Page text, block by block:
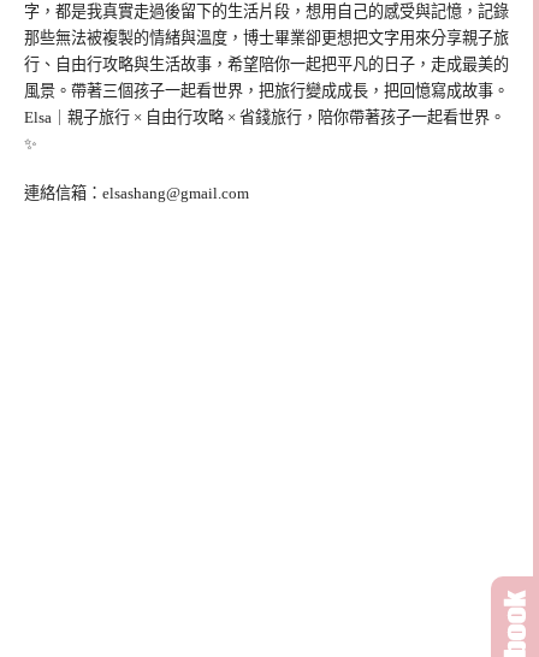
字，都是我真實走過後留下的生活片段，想用自己的感受與記憶，記錄
那些無法被複製的情緒與溫度，博士畢業卻更想把文字用來分享親子旅
行、自由行攻略與生活故事，希望陪你一起把平凡的日子，走成最美的
風景。帶著三個孩子一起看世界，把旅行變成成長，把回憶寫成故事。
Elsa｜親子旅行 × 自由行攻略 × 省錢旅行，陪你帶著孩子一起看世界。
✨
連絡信箱： elsashang@gmail.com